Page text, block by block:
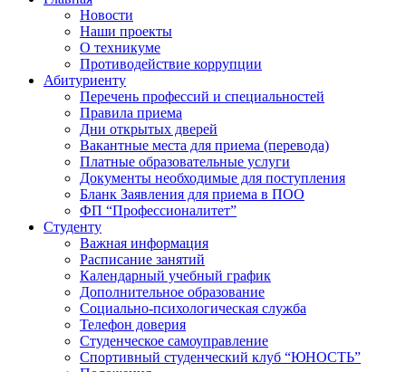
Новости
Наши проекты
О техникуме
Противодействие коррупции
Абитуриенту
Перечень профессий и специальностей
Правила приема
Дни открытых дверей
Вакантные места для приема (перевода)
Платные образовательные услуги
Документы необходимые для поступления
Бланк Заявления для приема в ПОО
ФП “Профессионалитет”
Студенту
Важная информация
Расписание занятий
Календарный учебный график
Дополнительное образование
Социально-психологическая служба
Телефон доверия
Студенческое самоуправление
Спортивный студенческий клуб “ЮНОСТЬ”